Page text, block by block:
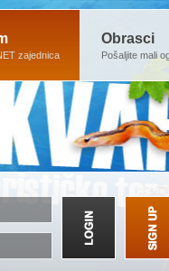
zajednica
Obrasci
Pošaljite mali